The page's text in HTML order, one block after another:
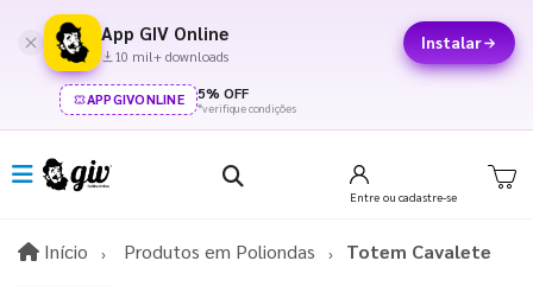
App GIV Online
10 mil+ downloads
Instalar
APPGIVONLINE 5% OFF
*verifique condições
Entre ou cadastre-se
Início InícioProdutos em Poliondas Totem Cavalete